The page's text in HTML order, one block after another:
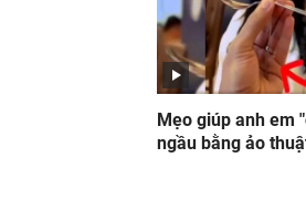
Mẹo giúp anh em
ngầu bằng ảo